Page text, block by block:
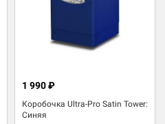
Коробочка Ultra-Pro Satin Tower:
Синяя
1 990 ₽